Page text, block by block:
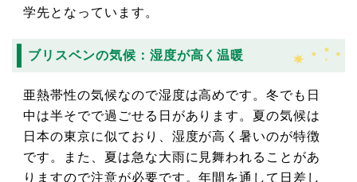
学先となっています。
ブリスベンの気候：湿度が高く温暖
亜熱帯性の気候なので湿度は高めです。冬でも日
中は半そでで過ごせる日があります。夏の気候は
日本の東京に似ており、湿度が高く暑いのが特徴
です。また、夏は急な大雨に見舞われることがあ
りますので注意が必要です。年間を通して日差し